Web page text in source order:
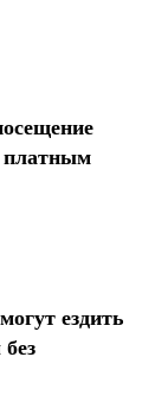
платным
ездить